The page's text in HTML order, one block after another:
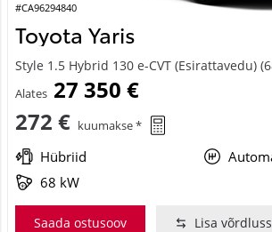
#CA96294840
Toyota Yaris
Style 1.5 Hybrid 130 e-CVT (Esirattavedu)
Alates 27 350 €
272 € kuumakse *
Hübriid
68 kW
Saada ostusoov Lisa